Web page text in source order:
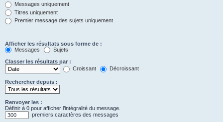
Messages uniquement
Titres uniquement
Premier message des sujets uniquement
Afficher les résultats sous forme de :
Messages
Sujets
Classer les résultats par :
Croissant
Décroissant
Rechercher depuis :
Renvoyer les :
Définir à 0 pour afficher l’intégralité du message.
premiers caractères des messages